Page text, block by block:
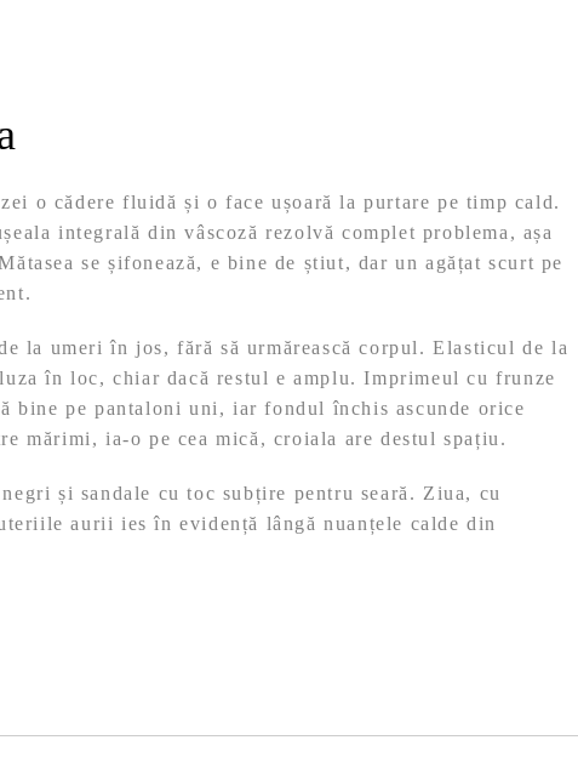
o cădere fluidă și o face ușoară la purtare pe timp cald.
integrală din vâscoză rezolvă complet problema, așa
se șifonează, e bine de știut, dar un agățat scurt pe
la umeri în jos, fără să urmărească corpul. Elasticul de la
în loc, chiar dacă restul e amplu. Imprimeul cu frunze
bine pe pantaloni uni, iar fondul închis ascunde orice
mărimi, ia-o pe cea mică, croiala are destul spațiu.
și sandale cu toc subțire pentru seară. Ziua, cu
aurii ies în evidență lângă nuanțele calde din